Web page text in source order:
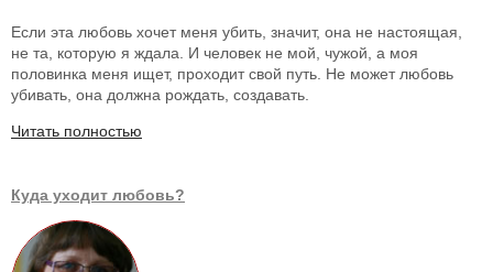
Если эта любовь хочет меня убить, значит, она не настоящая,
не та, которую я ждала. И человек не мой, чужой, а моя
половинка меня ищет, проходит свой путь. Не может любовь
убивать, она должна рождать, создавать.
Читать полностью
Куда уходит любовь?